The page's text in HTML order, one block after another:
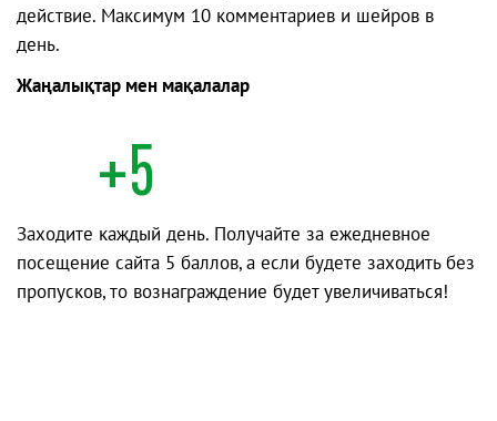
действие. Максимум 10 комментариев и шейров в
день.
Жаңалықтар мен мақалалар
+5
Заходите каждый день. Получайте за ежедневное
посещение сайта 5 баллов, а если будете заходить без
пропусков, то вознаграждение будет увеличиваться!